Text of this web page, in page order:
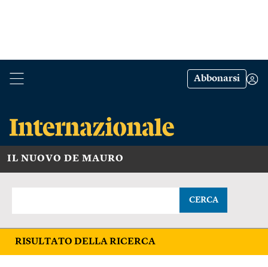
Abbonarsi
IL NUOVO DE MAURO
CERCA
RISULTATO DELLA RICERCA